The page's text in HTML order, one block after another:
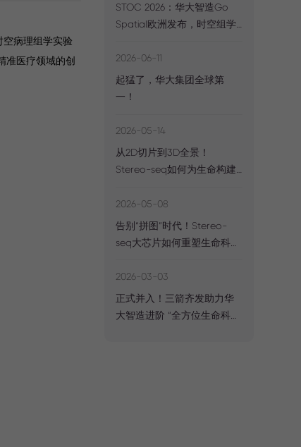
空病理组学实验
准医疗领域的创
STOC 2026：华大智造Go
Spatial欧洲发布，时空组学
2026-06-11
起猛了，华大集团全球第
一！
2026-05-14
从2D切片到3D全景！
Stereo-seq如何为生命构建
2026-05-08
告别“拼图”时代！Stereo-
seq大芯片如何重塑生命科学
2026-03-03
正式并入！三箭齐发助力华
大智造进阶 “全方位生命科技